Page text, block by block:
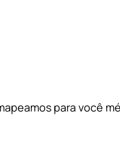
para você